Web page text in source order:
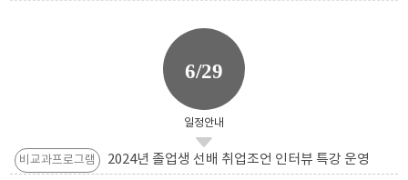
6/29
일정안내
비교과프로그램 2024년 졸업생 선배 취업조언 인터뷰 특강 운영